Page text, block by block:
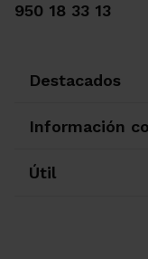
950 18 33 13
Destacados
Información
Útil